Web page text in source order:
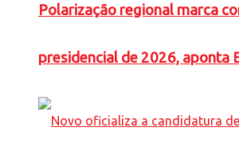
Polarização regional marca
presidencial de 2026, aponta